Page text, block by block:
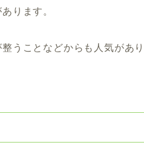
ります。
うことなどからも人気があ